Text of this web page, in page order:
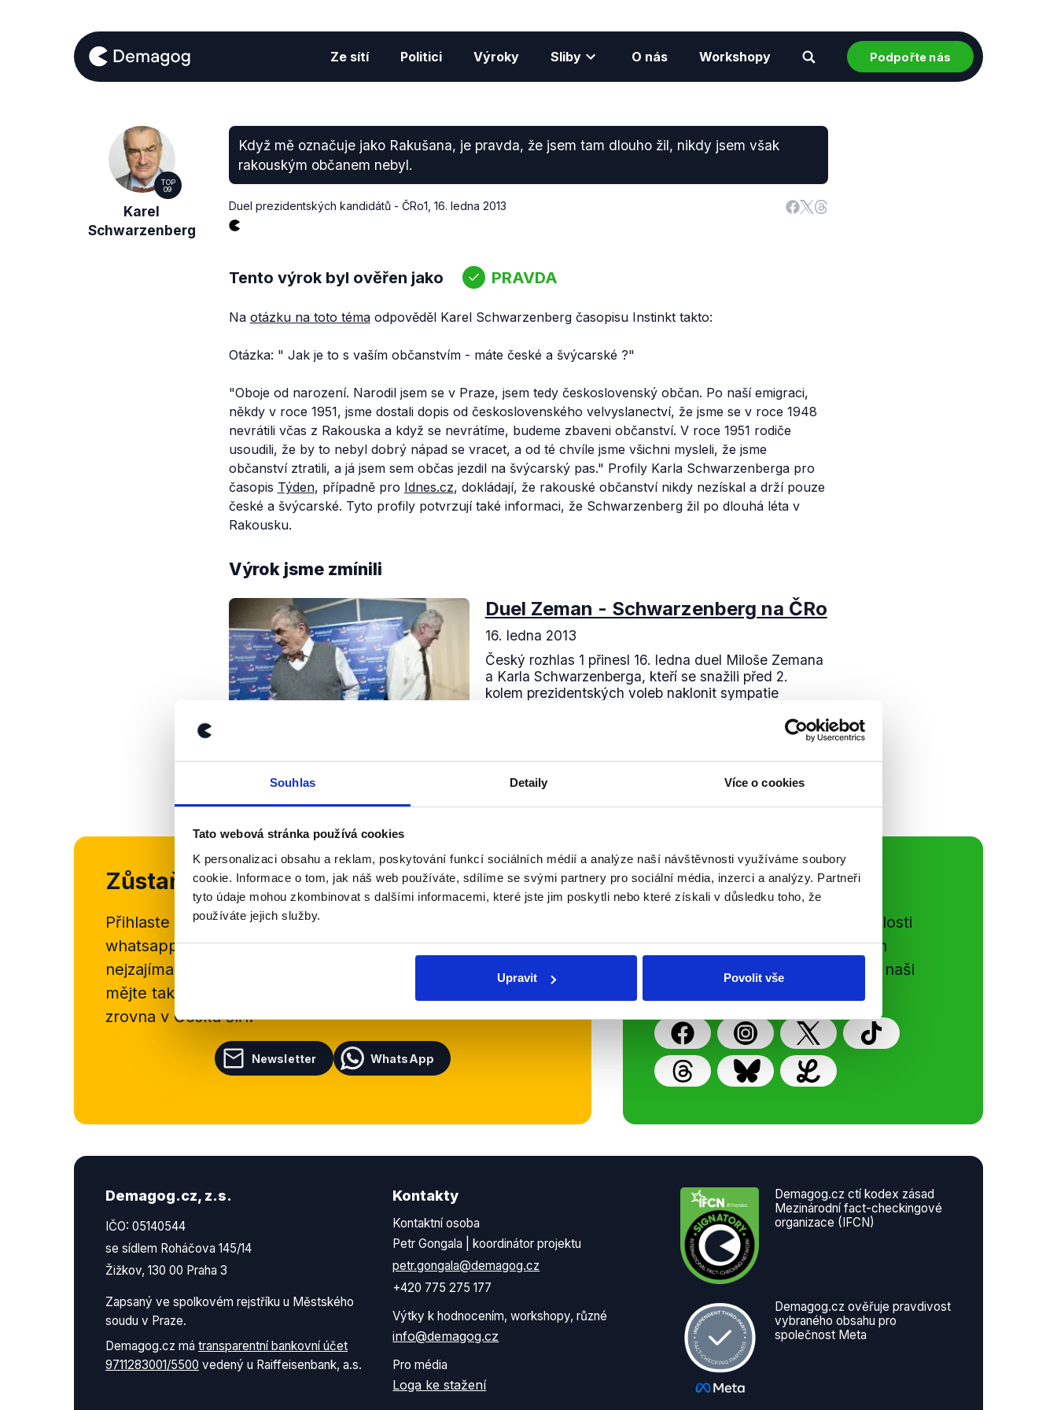
Souhlas Detaily Více o cookies
Tato webová stránka používá cookies
K personalizaci obsahu a reklam, poskytování funkcí sociálních médií a analýze naší návštěvnosti využíváme soubory
cookie. Informace o tom, jak náš web používáte, sdílíme se svými partnery pro sociální média, inzerci a analýzy. Partneři
tyto údaje mohou zkombinovat s dalšími informacemi, které jste jim poskytli nebo které získali v důsledku toho, že
používáte jejich služby.
Upravit Povolit vše
Ze sítí Politici Výroky Sliby O nás Workshopy Podpořte nás
TOP
09
Karel
Schwarzenberg
Když mě označuje jako Rakušana, je pravda, že jsem tam dlouho žil, nikdy jsem však
rakouským občanem nebyl.
Duel prezidentských kandidátů - ČRo1 16. ledna 2013
Tento výrok byl ověřen jako PRAVDA
Na otázku na toto témaodpověděl Karel Schwarzenberg časopisu Instinkt takto:
Otázka: " Jak je to s vaším občanstvím - máte české a švýcarské ?"
"Oboje od narození. Narodil jsem se v Praze, jsem tedy československý občan. Po naší emigraci,
někdy v roce 1951, jsme dostali dopis od československého velvyslanectví, že jsme se v roce 1948
nevrátili včas z Rakouska a když se nevrátíme, budeme zbaveni občanství. V roce 1951 rodiče
usoudili, že by to nebyl dobrý nápad se vracet, a od té chvíle jsme všichni mysleli, že jsme
občanství ztratili, a já jsem sem občas jezdil na švýcarský pas." Profily Karla Schwarzenberga pro
časopis Týden, případně pro Idnes.cz, dokládají, že rakouské občanství nikdy nezískal a drží pouze
české a švýcarské. Tyto profily potvrzují také informaci, že Schwarzenberg žil po dlouhá léta v
Rakousku.
Výrok jsme zmínili
Duel Zeman - Schwarzenberg na ČRo
16. ledna 2013
Český rozhlas 1 přinesl 16. ledna duel Miloše Zemana
a Karla Schwarzenberga, kteří se snažili před 2.
kolem prezidentských voleb naklonit sympatie
Zůstaňme v kontaktu
Přihlaste se k odběru našeho
whatsappového kanálu, kde pravidelně přinášíme shrnutí
nejzajímavějších článků a analýz. Začněte nás odebírat, a
mějte tak přehled o tom, jaké dezinformace a nepravdy se
zrovna v Česku šíří.
Newsletter WhatsApp
Sociální sítě
Nenechte si ujít nejnovější události
z Demagog.cz. Sdílením našich
příspěvků přátelům podpoříte naši
Demagog.cz, z.s.
IČO: 05140544
se sídlem Roháčova 145/14
Žižkov, 130 00 Praha 3
Zapsaný ve spolkovém rejstříku u Městského
soudu v Praze.
Demagog.cz má transparentní bankovní účet
9711283001/5500 vedený u Raiffeisenbank, a.s.
Kontakty
Kontaktní osoba
Petr Gongala | koordinátor projektu
petr.gongala@demagog.cz
+420 775 275 177
Výtky k hodnocením, workshopy, různé
info@demagog.cz
Pro média
Loga ke stažení
Demagog.cz ctí kodex zásad
Mezinárodní fact-checkingové
organizace (IFCN)
Demagog.cz ověřuje pravdivost
vybraného obsahu pro
společnost Meta